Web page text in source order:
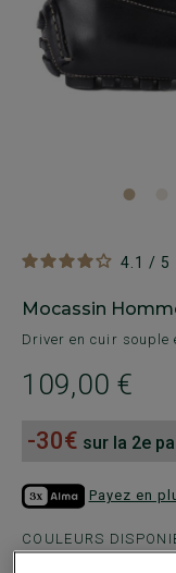
4.1 / 5
Mocassin
Driver en cuir souple
109,00 €
-30€ sur la 2e
Payez en
COULEURS